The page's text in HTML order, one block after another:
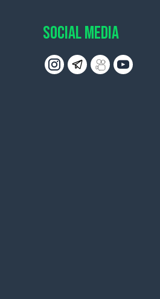
SOCIAL MEDIA